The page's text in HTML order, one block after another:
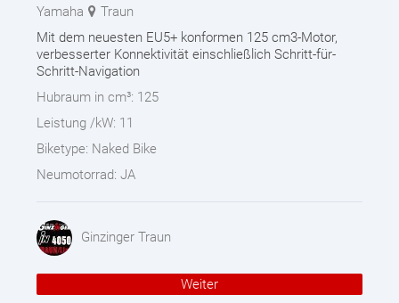
Yamaha
Traun
Mit dem neuesten EU5+ konformen 125 cm3-Motor,
verbesserter Konnektivität einschließlich Schritt-für-
Schritt-Navigation
Hubraum in cm³: 125
Leistung /kW: 11
Biketype: Naked Bike
Neumotorrad: JA
Ginzinger Traun
Weiter